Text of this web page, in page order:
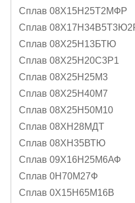
Сплав 08Х15Н25Т2МФР
Сплав
Сплав 08Х25Н13БТЮ
Сплав 08Х25Н20С3Р1
Сплав 08Х25Н25М3
Сплав 08Х25Н40М7
Сплав 08Х25Н50М10
Сплав 08ХН28МДТ
Сплав 08ХН35ВТЮ
Сплав 09Х16Н25М6АФ
Сплав 0Н70М27Ф
Сплав 0Х15Н65М16В